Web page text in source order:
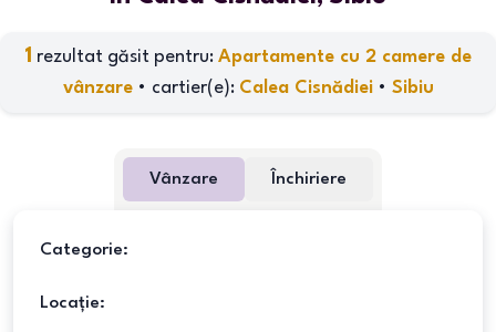
1 rezultat găsit pentru: Apartamente cu 2 camere de
vânzare • cartier(e): Calea Cisnădiei • Sibiu
Vânzare Închiriere
Categorie:
Locație: